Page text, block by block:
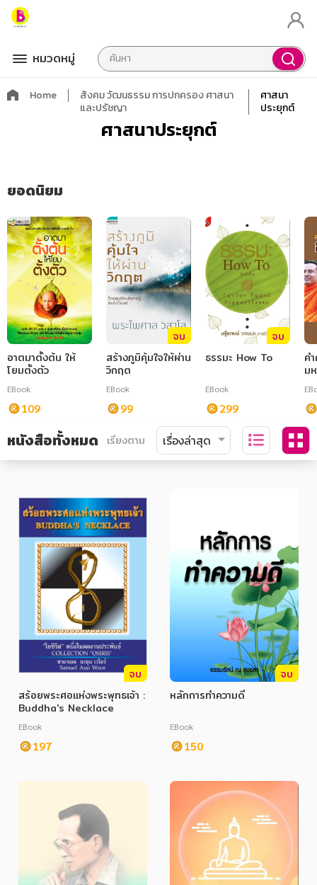
หมวดหมู่
หมวดหมู่หนังสือ
หนังสือออกใหม่ หนังสือยอดนิยม หนังสือเช่า
อีบุ๊กอ่านฟรี
หนังสือเสียง
โปรโมชั่นลดราคา
Home
สังคม วัฒนธรรม การปกครอง ศาสนา
และปรัชญา
ศาสนา
ประยุกต์
ศาสนาประยุกต์
ยอดนิยม
อาตมาตั้งต้น ให้
โยมตั้งตัว
EBook
109
จบ
สร้างภูมิคุ้มใจให้ผ่าน
วิกฤต
EBook
99
จบ
ธรรมะ How To
EBook
299
ค
ม
หนังสือทั้งหมด เรียงตาม
จบ
สร้อยพระศอแห่งพระพุทธเจ้า :
Buddha's Necklace
EBook
197
จบ
หลักการทำความดี
EBook
150